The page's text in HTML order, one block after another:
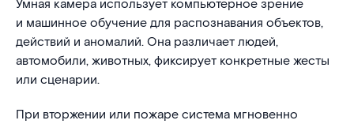
Умная камера использует компьютерное зрение
и машинное обучение для распознавания объектов,
действий и аномалий. Она различает людей,
автомобили, животных, фиксирует конкретные жесты
или сценарии.
При вторжении или пожаре система мгновенно